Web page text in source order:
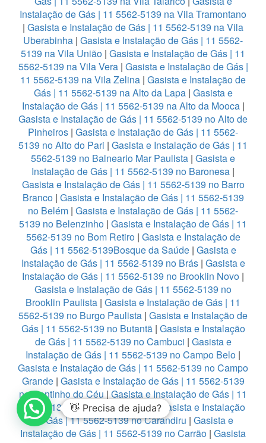
Instalação de Gás | 11 5562-5139 na Vila Tramontano
| Gasista e Instalação de Gás | 11 5562-5139 na Vila
Uberabinha | Gasista e Instalação de Gás | 11 5562-
5139 na Vila União | Gasista e Instalação de Gás | 11
5562-5139 na Vila Vera| Gasista e Instalação de Gás |
11 5562-5139 na Vila Zelina | Gasista e Instalação de
Gás | 11 5562-5139 na Alto da Lapa| Gasista e
Instalação de Gás | 11 5562-5139 na Alto da Mooca|
Gasista e Instalação de Gás | 11 5562-5139 no Alto de
Pinheiros | Gasista e Instalação de Gás | 11 5562-
5139 no Alto do Pari | Gasista e Instalação de Gás | 11
5562-5139 no Balneario Mar Paulista | Gasista e
Instalação de Gás | 11 5562-5139 no Baronesa |
Gasista e Instalação de Gás | 11 5562-5139 no Barro
Branco| Gasista e Instalação de Gás | 11 5562-5139
no Belém | Gasista e Instalação de Gás | 11 5562-
5139 no Belenzinho | Gasista e Instalação de Gás | 11
5562-5139 no Bom Retiro| Gasista e Instalação de
Gás | 11 5562-5139Bosque da Saúde| Gasista e
Instalação de Gás | 11 5562-5139 no Brás| Gasista e
Instalação de Gás | 11 5562-5139 no Brooklin Novo |
Gasista e Instalação de Gás | 11 5562-5139 no
Brooklin Paulista | Gasista e Instalação de Gás | 11
5562-5139 no Burgo Paulista | Gasista e Instalação de
Gás | 11 5562-5139 no Butantã| Gasista e Instalação
de Gás | 11 5562-5139 no Cambuci | Gasista e
Instalação de Gás | 11 5562-5139 no Campo Belo |
Gasista e Instalação de Gás | 11 5562-5139 no Campo
Grande| Gasista e Instalação de Gás | 11 5562-5139
no Cantinho do Céu | Gasista e Instalação de Gás | 11
5562-5139 no Capão Redondo|Gasista e Instalação
de Gás | 11 5562-5139 no Carandiru | Gasista e
Instalação de Gás | 11 5562-5139 no Carrão | Gasista
👋 Precisa de ajuda?